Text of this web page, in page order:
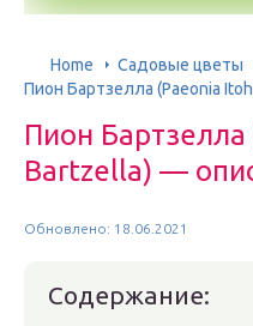
Home Садовые цветы
Пион Бартзелла (Paeonia
Пион
Bartzella) —
Обновлено: 18.06.2021
Содержание: